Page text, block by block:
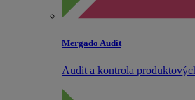
Mergado Audit
Audit a kontrola